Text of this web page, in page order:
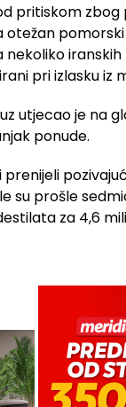
pritiskom
nekoliko
pri izlasku iz
utjecao je na
ponude.
su prošle
za 4,6